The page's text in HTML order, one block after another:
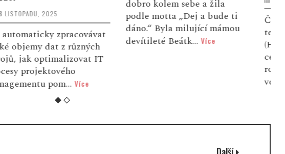
dobro kolem sebe a žila
podle motta „Dej a bude ti
dáno.“ Byla milující mámou
devítileté Beátk...Více
Česká vodíková
technologická platforma
(HYTEP) se připojuje k